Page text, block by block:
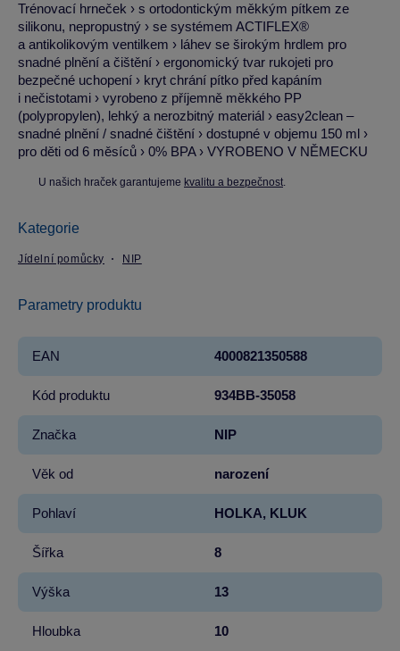
Trénovací hrneček › s ortodontickým měkkým pítkem ze
silikonu, nepropustný › se systémem ACTIFLEX®
a antikolikovým ventilkem › láhev se širokým hrdlem pro
snadné plnění a čištění › ergonomický tvar rukojeti pro
bezpečné uchopení › kryt chrání pítko před kapáním
i nečistotami › vyrobeno z příjemně měkkého PP
(polypropylen), lehký a nerozbitný materiál › easy2clean –
snadné plnění / snadné čištění › dostupné v objemu 150 ml ›
pro děti od 6 měsíců › 0% BPA › VYROBENO V NĚMECKU
U našich hraček garantujeme kvalitu a bezpečnost.
Kategorie
Jídelní pomůcky NIP
Parametry produktu
EAN 4000821350588
Kód produktu 934BB-35058
Značka NIP
Věk od narození
Pohlaví HOLKA, KLUK
Šířka 8
Výška 13
Hloubka 10